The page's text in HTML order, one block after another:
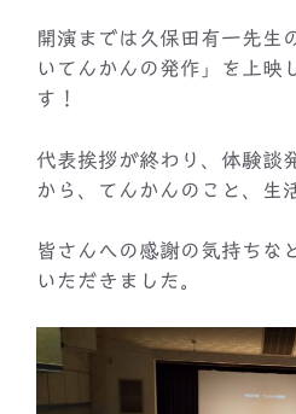
開演までは久保田有一先生
いてんかんの発作」を上映
す！
代表挨拶が終わり、体験談
から、てんかんのこと、生
皆さんへの感謝の気持ちな
いただきました。